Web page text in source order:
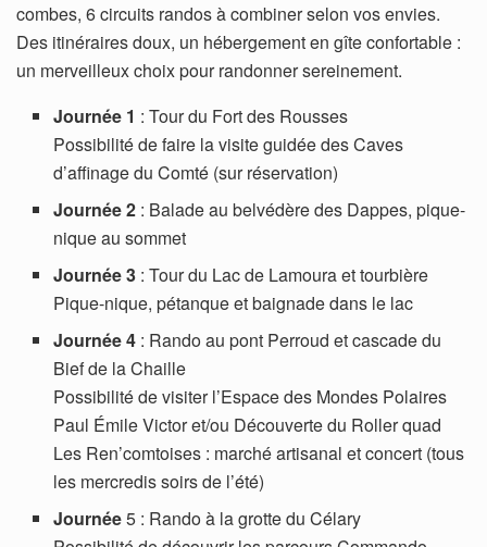
combes, 6 circuits randos à combiner selon vos envies.
Des itinéraires doux, un hébergement en gîte confortable :
un merveilleux choix pour randonner sereinement.
Journée 1 : Tour du Fort des Rousses
Possibilité de faire la visite guidée des Caves
d’affinage du Comté (sur réservation)
Journée 2 : Balade au belvédère des Dappes, pique-
nique au sommet
Journée 3 : Tour du Lac de Lamoura et tourbière
Pique-nique, pétanque et baignade dans le lac
Journée 4 : Rando au pont Perroud et cascade du
Bief de la Chaille
Possibilité de visiter l’Espace des Mondes Polaires
Paul Émile Victor et/ou Découverte du Roller quad
Les Ren’comtoises : marché artisanal et concert (tous
les mercredis soirs de l’été)
Journée5 : Rando à la grotte du Célary